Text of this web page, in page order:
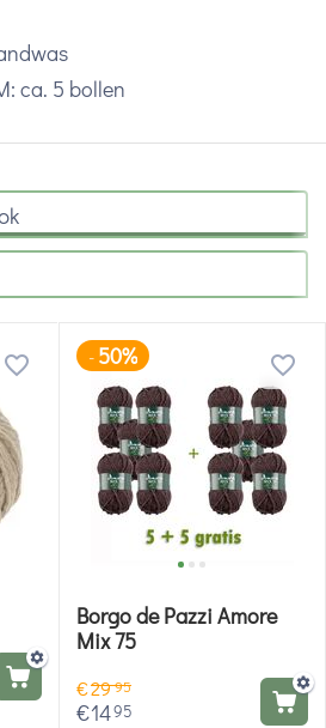
ca. 5 bollen
- 50%
Borgo de Pazzi Amore
Mix 75
€2995
€1495